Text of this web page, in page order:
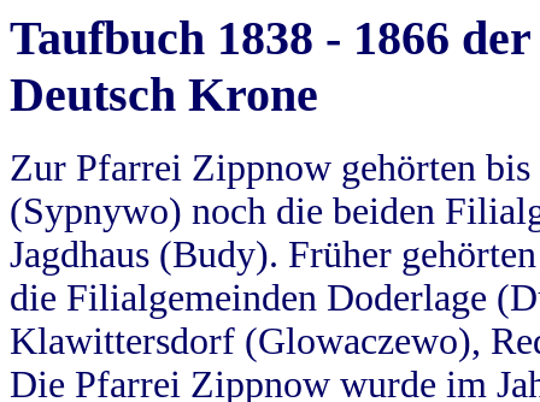
Taufbuch 1838 - 1866
Deutsch Krone
Zur Pfarrei Zippnow gehörten
(Sypnywo) noch die beiden
Jagdhaus (Budy). Früher
die Filialgemeinden Doderlage
Klawittersdorf (Glowaczewo),
Die Pfarrei Zippnow wurde im